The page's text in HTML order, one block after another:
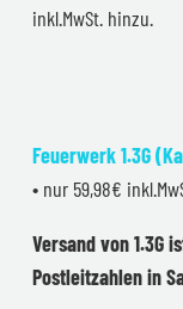
inkl.MwSt. hinzu.
Feuerwerk 1.3G
• nur 59,98€
Versand von 1.3G
Postleitzahlen in